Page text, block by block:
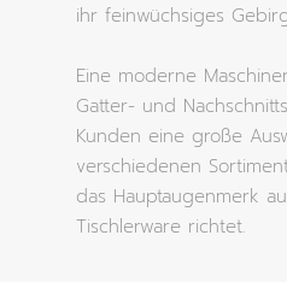
ihr feinwüchsiges
Eine moderne
Gatter- und
Kunden eine große
verschiedenen
das Hauptaugenmerk
Tischlerware richtet.